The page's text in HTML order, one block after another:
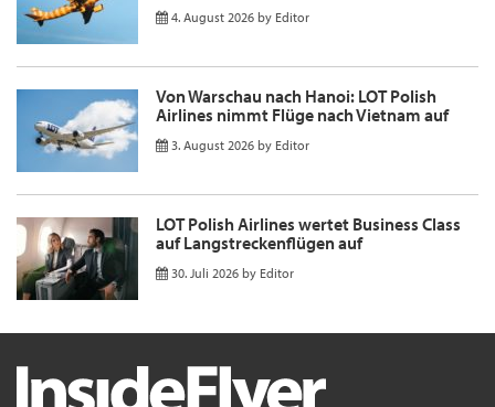
4. August 2026 by Editor
Von Warschau nach Hanoi: LOT Polish
Airlines nimmt Flüge nach Vietnam auf
3. August 2026 by Editor
LOT Polish Airlines wertet Business Class
auf Langstreckenflügen auf
30. Juli 2026 by Editor